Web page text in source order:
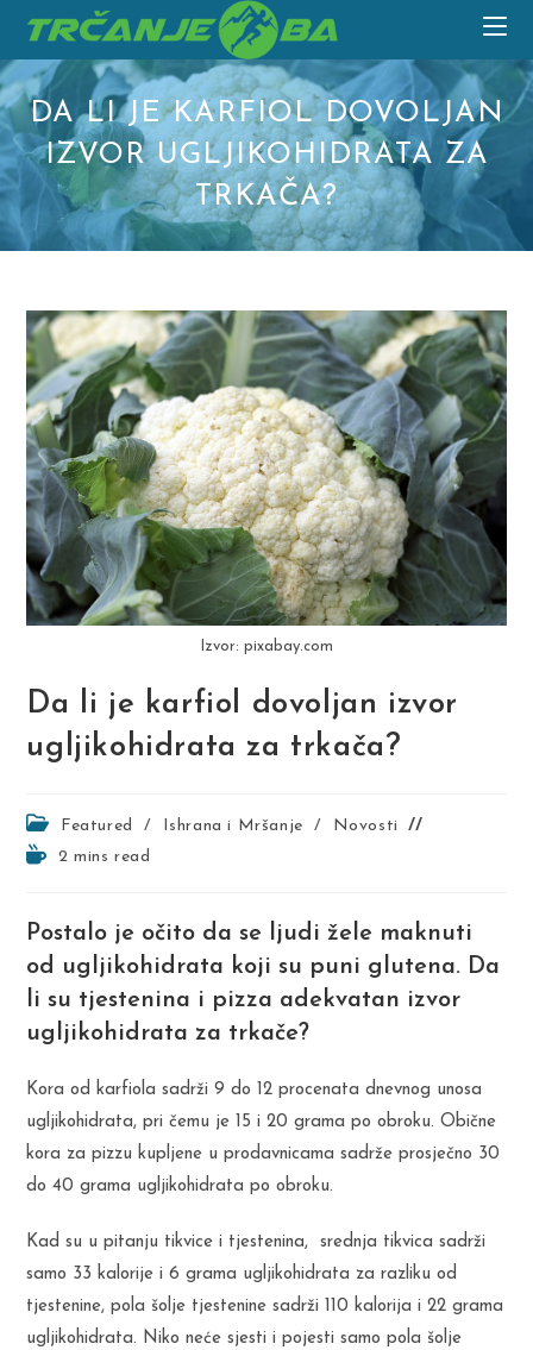
content
DA LI JE KARFIOL DOVOLJAN
IZVOR UGLJIKOHIDRATA ZA
TRKAČA?
Izvor: pixabay.com
Da li je karfiol dovoljan izvor
ugljikohidrata za trkača?
Post
category:
Featured / Ishrana i Mršanje /
Novosti
Reading2 mins read
Postalo je očito da se ljudi žele maknuti
od ugljikohidrata koji su puni glutena. Da
li su tjestenina i pizza adekvatan izvor
ugljikohidrata za trkače?
Kora od karfiola sadrži 9 do 12 procenata dnevnog unosa
ugljikohidrata, pri čemu je 15 i 20 grama po obroku. Obične
kora za pizzu kupljene u prodavnicama sadrže prosječno 30
do 40 grama ugljikohidrata po obroku.
Kad su u pitanju tikvice i tjestenina, srednja tikvica sadrži
samo 33 kalorije i 6 grama ugljikohidrata za razliku od
tjestenine, pola šolje tjestenine sadrži 110 kalorija i 22 grama
ugljikohidrata. Niko neće sjesti i pojesti samo pola šolje